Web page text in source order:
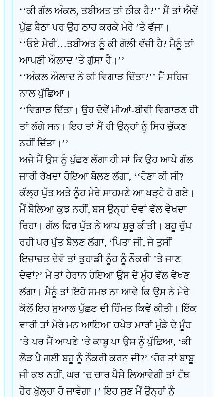
‘‘ਕੀ ਗੱਲ ਅੰਕਲ, ਤਬੀਅਤ ਤਾਂ ਠੀਕ ਹੈ?’’ ਮੈਂ ਤਾਂ ਐਵੇਂ
ਪੁੱਛ ਬੈਠਾ ਪਰ ਉਹ ਠਾਹ ਕਰਕੇ ਮੇਰੇ ’ਤੇ ਵੱਜਾ।
‘‘ਓਏ ਮੇਰੀ…ਤਬੀਅਤ ਨੂੰ ਕੀ ਗੋਲੀ ਵੱਜੀ ਹੈ? ਮੈਨੂੰ ਤਾਂ
ਆਪਣੀ ਔਲਾਦ ’ਤੇ ਗੁੱਸਾ ਹੈ।’’
‘‘ਅੰਕਲ ਔਲਾਦ ਨੇ ਕੀ ਵਿਗਾੜ ਦਿੱਤਾ?’’ ਮੈਂ ਸਹਿਜ
ਨਾਲ ਪੁੱਛਿਆ।
‘‘ਵਿਗਾੜ ਦਿੱਤਾ। ਉਹ ਦੋਵੇਂ ਮੀਆਂ-ਬੀਵੀ ਵਿਗਾੜਣ ਹੀ
ਤਾਂ ਲੱਗੇ ਸਨ। ਇਹ ਤਾਂ ਮੈਂ ਹੀ ਉਨ੍ਹਾਂ ਨੂੰ ਸਿਰ ਚੁੱਕਣ
ਨਹੀਂ ਦਿੱਤਾ।’’
ਅਜੇ ਮੈਂ ਉਸ ਨੂੰ ਪੁੱਛਣ ਲੱਗਾ ਹੀ ਸਾਂ ਕਿ ਉਹ ਆਪੇ ਗੱਲ
ਜਾਰੀ ਰੱਖਦਾ ਹੋਇਆ ਬੋਲਣ ਲੱਗਾ, ‘‘ਹੋਣਾ ਕੀ ਸੀ?
ਕੱਲ੍ਹ ਪੁੱਤ ਅਤੇ ਨੂੰਹ ਮੇਰੇ ਸਾਹਮਣੇ ਆ ਖੜ੍ਹੇ ਹੋ ਗਏ।
ਮੈਂ ਬੋਲਿਆ ਕੁਝ ਨਹੀਂ, ਬਸ ਉਨ੍ਹਾਂ ਦੋਵਾਂ ਵੱਲ ਵੇਖਦਾ
ਰਿਹਾ। ਗੱਲ ਫਿਰ ਪੁੱਤ ਨੇ ਆਪ ਸ਼ੁਰੂ ਕੀਤੀ। ਬਹੂ ਚੁੱਪ
ਰਹੀ ਪਰ ਪੁੱਤ ਬੋਲਣ ਲੱਗਾ, ‘ਪਿਤਾ ਜੀ, ਜੇ ਤੁਸੀਂ
ਇਜਾਜ਼ਤ ਦੇਵੋ ਤਾਂ ਤੁਹਾਡੀ ਨੂੰਹ ਨੂੰ ਨੌਕਰੀ ’ਤੇ ਜਾਣ
ਦੇਵਾਂ?’ ਮੈਂ ਤਾਂ ਹੈਰਾਨ ਹੋਇਆ ਉਸ ਦੇ ਮੂੰਹ ਵੱਲ ਵੇਖਣ
ਲੱਗਾ। ਮੈਨੂੰ ਤਾਂ ਇਹੋ ਸਮਝ ਨਾ ਆਵੇ ਕਿ ਉਸ ਨੇ ਮੇਰੇ
ਕੋਲੋਂ ਇਹ ਸੁਆਲ ਪੁੱਛਣ ਦੀ ਹਿੰਮਤ ਕਿਵੇਂ ਕੀਤੀ। ਇੱਕ
ਵਾਰੀ ਤਾਂ ਮੇਰੇ ਮਨ ਆਇਆ ਚਪੇੜ ਮਾਰਾਂ ਮੁੰਡੇ ਦੇ ਮੂੰਹ
’ਤੇ ਪਰ ਮੈਂ ਆਪਣੇ ’ਤੇ ਕਾਬੂ ਪਾ ਉਸ ਨੂੰ ਪੁੱਛਿਆ, ‘ਕੀ
ਲੋੜ ਪੈ ਗਈ ਬਹੂ ਨੂੰ ਨੌਕਰੀ ਕਰਨ ਦੀ?’ ‘ਹੋਰ ਤਾਂ ਬਾਬੂ
ਜੀ ਕੁਝ ਨਹੀਂ, ਘਰ ’ਚ ਚਾਰ ਪੈਸੇ ਲਿਆਵੇਗੀ ਤਾਂ ਹੱਥ
ਹੋਰ ਖੁੱਲ੍ਹਾ ਹੋ ਜਾਵੇਗਾ।’ ਇਹ ਸੁਣ ਮੈਂ ਉਨ੍ਹਾਂ ਨੂੰ